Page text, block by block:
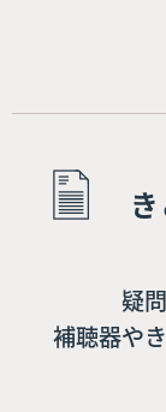
疑
補聴器や